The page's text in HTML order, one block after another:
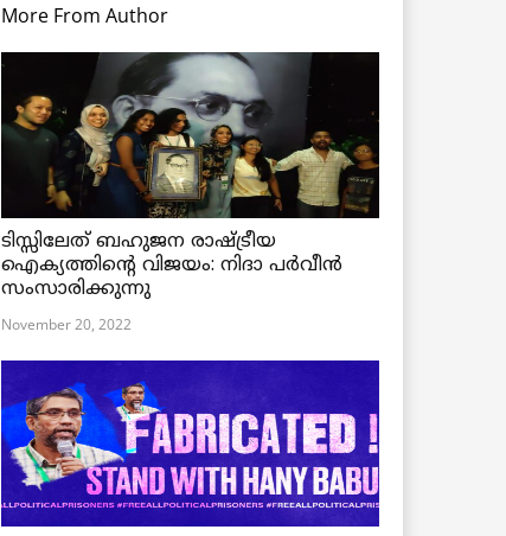
More From Author
ടിസ്സിലേത് ബഹുജന രാഷ്ട്രീയ
ഐക്യത്തിന്റെ വിജയം: നിദാ പർവീൻ
സംസാരിക്കുന്നു
November 20, 2022